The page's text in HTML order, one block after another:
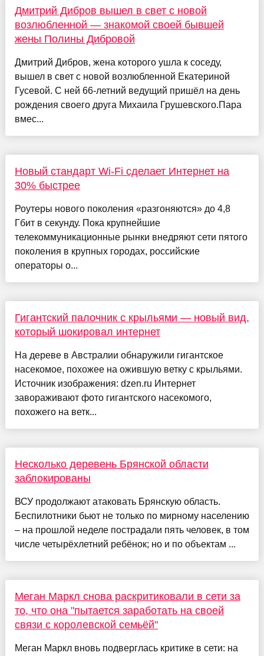
Дмитрий Дибров вышел в свет с новой
возлюбленной — знакомой своей бывшей
жены Полины Дибровой
Дмитрий Дибров, жена которого ушла к соседу,
вышел в свет с новой возлюбленной Екатериной
Гусевой. С ней 66-летний ведущий пришёл на день
рождения своего друга Михаила Грушевского.Пара
вмес...
Новый стандарт Wi-Fi сделает Интернет на
30% быстрее
Роутеры нового поколения «разгоняются» до 4,8
Гбит в секунду. Пока крупнейшие
телекоммуникационные рынки внедряют сети пятого
поколения в крупных городах, российские
операторы о...
Гигантский палочник с крыльями — новый вид,
который шокировал интернет
На дереве в Австралии обнаружили гигантское
насекомое, похожее на ожившую ветку с крыльями.
Источник изображения: dzen.ru Интернет
завораживают фото гигантского насекомого,
похожего на ветк...
Несколько деревень Брянской области
заблокированы
ВСУ продолжают атаковать Брянскую область.
Беспилотники бьют не только по мирному населению
– на прошлой неделе пострадали пять человек, в том
числе четырёхлетний ребёнок; но и по объектам ...
Меган Маркл снова раскритиковали в сети за
то, что она "пытается заработать на своей
связи с королевской семьёй"
Меган Маркл вновь подверглась критике в сети: на